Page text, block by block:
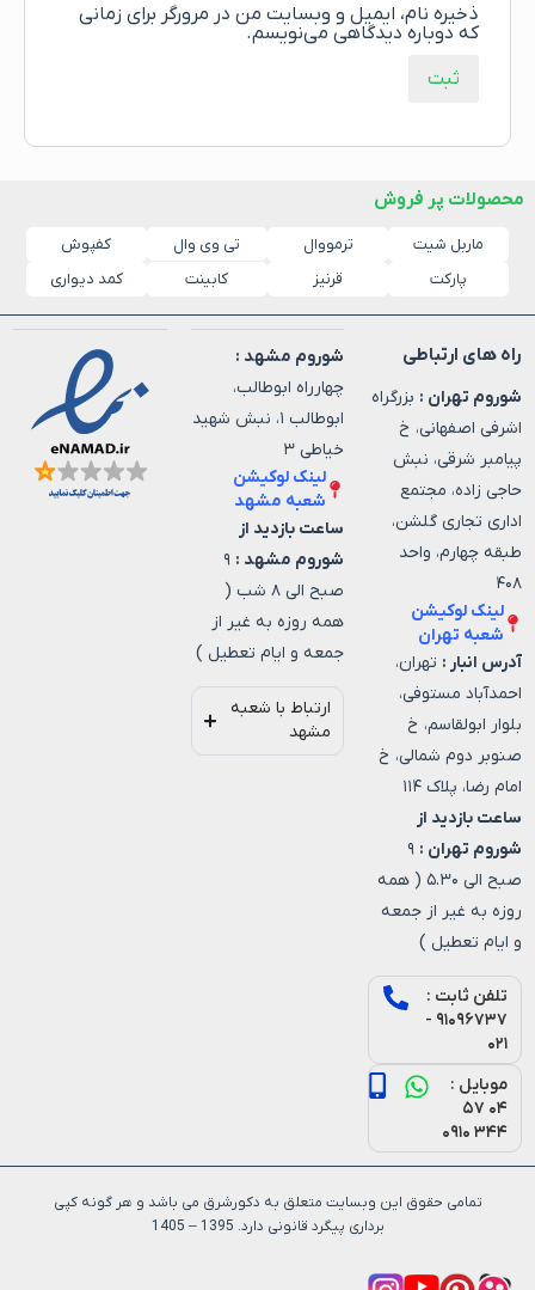
ذخیره نام، ایمیل و وبسایت من در مرورگر برای زمانی
که دوباره دیدگاهی می‌نویسم.
محصولات پر فروش
ماربل شیت ترمووال تی وی وال
کفپوش
پارکت
قرنیز کابینت کمد دیواری
راه های ارتباطی
شوروم تهران : بزرگراه
اشرفی اصفهانی، خ
پیامبر شرقی، نبش
حاجی زاده، مجتمع
اداری تجاری گلشن،
طبقه چهارم، واحد
۴۰۸
لینک لوکیشن
شعبه تهران
آدرس انبار : تهران،
احمدآباد مستوفی،
بلوار ابولقاسم، خ
صنوبر دوم شمالی، خ
امام رضا، پلاک ۱۱۴
ساعت بازدید از
شوروم تهران : ۹
صبح الی ۵.۳۰ ( همه
روزه به غیر از جمعه
و ایام تعطیل )
تلفن ثابت :
۹۱۰۹۶۷۳۷ -
۰۲۱
موبایل :
۰۴ ۵۷
۳۴۴ ۰۹۱۰
شوروم مشهد :
چهارراه ابوطالب،
ابوطالب ۱، نبش شهید
خیاطی ۳
لینک لوکیشن
شعبه مشهد
ساعت بازدید از
شوروم مشهد : ۹
صبح الی ۸ شب (
همه روزه به غیر از
جمعه و ایام تعطیل )
ارتباط با شعبه
مشهد
تمامی حقوق این وبسایت متعلق به دکورشرق می باشد و هر گونه کپی
برداری پیگرد قانونی دارد. 1395 – 1405